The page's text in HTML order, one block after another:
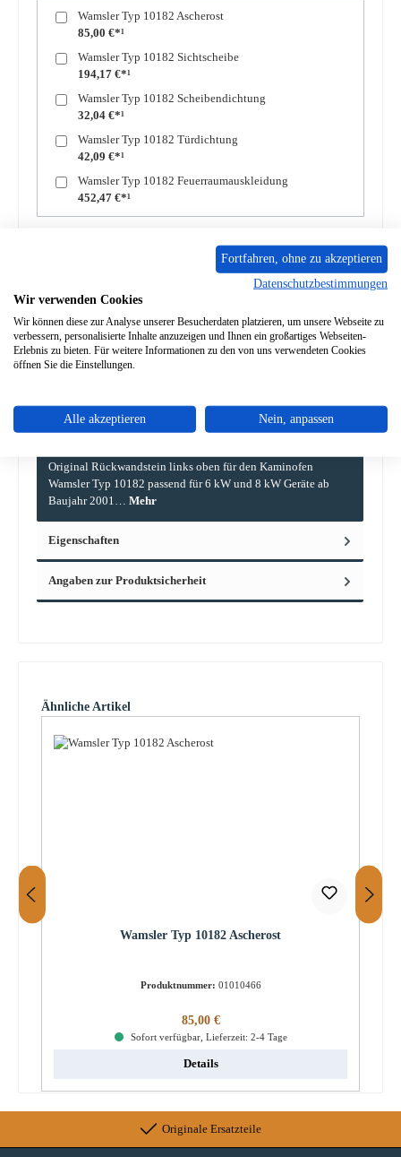
Wamsler Typ 10182 Ascherost
85,00 €*¹
Wamsler Typ 10182 Sichtscheibe
194,17 €*¹
Wamsler Typ 10182 Scheibendichtung
32,04 €*¹
Wamsler Typ 10182 Türdichtung
42,09 €*¹
Wamsler Typ 10182 Feuerraumauskleidung
452,47 €*¹
In den Warenkorb
Zum Merkzettel hinzufügen
Frage zum Produkt
Original Rückwandstein links oben für den Kaminofen
Wamsler Typ 10182 passend für 6 kW und 8 kW Geräte ab
Baujahr 2001… Mehr
Eigenschaften
Angaben zur Produktsicherheit
Produktgalerie überspringen
Ähnliche Artikel
Wamsler Typ 10182 Ascherost
Produktnummer: 01010466
Regulärer Preis:
85,00 €
Sofort verfügbar, Lieferzeit: 2-4 Tage
Details
Originale Ersatzteile
Fortfahren, ohne zu akzeptieren
Datenschutzbestimmungen
Wir verwenden Cookies
Wir können diese zur Analyse unserer Besucherdaten platzieren, um unsere Webseite zu
verbessern, personalisierte Inhalte anzuzeigen und Ihnen ein großartiges Webseiten-
Erlebnis zu bieten. Für weitere Informationen zu den von uns verwendeten Cookies
öffnen Sie die Einstellungen.
Alle akzeptieren Nein, anpassen